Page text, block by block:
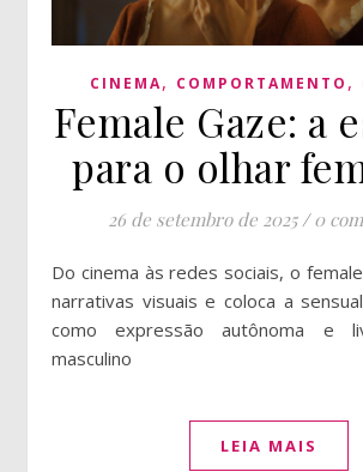
CINEMA, COMPORTAMENTO ,
Female Gaze: a
para o olhar
26 de setembro de 2025 / 0
Do cinema às redes sociais, o female gaze redefine
narrativas visuais e coloca a
como expressão autônoma e
masculino
LEIA MAIS